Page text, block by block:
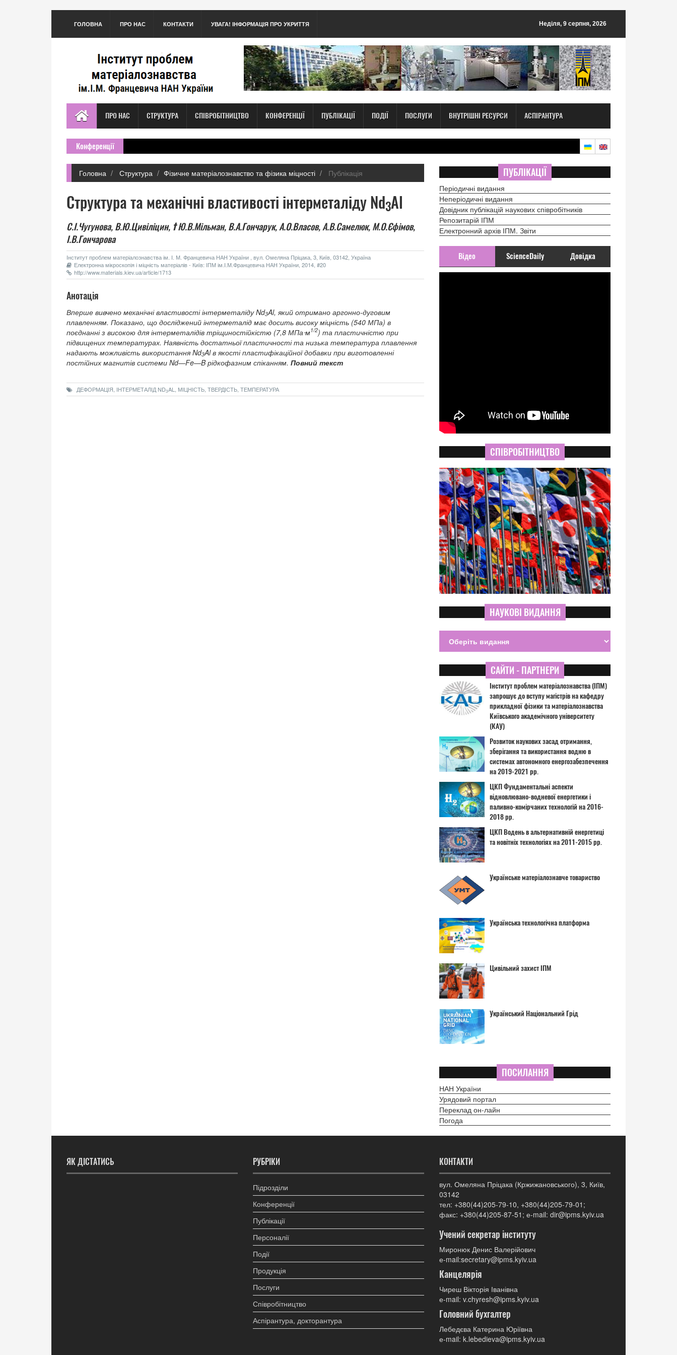
ГОЛОВНА ПРО НАС КОНТАКТИ УВАГА! ІНФОРМАЦІЯ ПРО УКРИТТЯ Неділя, 9 серпня, 2026
ПРО НАС СТРУКТУРА СПІВРОБІТНИЦТВО КОНФЕРЕНЦІЇ ПУБЛІКАЦІЇ ПОДІЇ ПОСЛУГИ ВНУТРІШНІ РЕСУРСИ АСПІРАНТУРА
Конференції
Головна Структура Фізичне матеріалознавство та фізика міцності Публікація
Структура та механічні властивості інтерметаліду Nd3Al
С.І.Чугунова, В.Ю.Цивіліцин, †Ю.В.Мільман, В.А.Гончарук, А.О.Власов, А.В.Самелюк, М.О.Єфімов,
І.В.Гончарова
Інститут проблем матеріалознавства ім. І. М. Францевича НАН України , вул. Омеляна Пріцака, 3, Київ, 03142, Україна
Електронна мікроскопія і міцність матеріалів - Київ: ІПМ ім.І.М.Францевича НАН України, 2014, #20
http://www.materials.kiev.ua/article/1713
Анотація
Вперше вивчено механічні властивості інтерметаліду Nd3Al, який отримано аргонно-дуговим
плавленням. Показано, що досліджений інтерметалід має досить високу міцність (540 МПа) в
поєднанні з високою для інтерметалідів тріщиностійкістю (7,8 МПа⋅м1/2) та пластичністю при
підвищених температурах. Наявність достатньої пластичності та низька температура плавлення
надають можливість використання Nd3Al в якості пластифікаційної добавки при виготовленні
постійних магнитів системи Nd—Fe—B рідкофазним спіканням. Повний текст
ДЕФОРМАЦІЯ, ІНТЕРМЕТАЛІД ND3AL, МІЦНІСТЬ, ТВЕРДІСТЬ, ТЕМПЕРАТУРА
ПУБЛІКАЦІЇ
Періодичні видання
Неперіодичні видання
Довідник публікацій наукових співробітників
Репозитарій ІПМ
Електронний архів ІПМ. Звіти
Відео ScienceDaily Довідка
СПІВРОБІТНИЦТВО
НАУКОВІ ВИДАННЯ
САЙТИ - ПАРТНЕРИ
Інститут проблем матеріалознавства (ІПМ)
запрошує до вступу магістрів на кафедру
прикладної фізики та матеріалознавства
Київського академічного університету
(КАУ)
Розвиток наукових засад отримання,
зберігання та використання водню в
системах автономного енергозабезпечення
на 2019-2021 рр.
ЦКП Фундаментальні аспекти
відновлювано-водневої енергетики і
паливно-комірчаних технологій на 2016-
2018 рр.
ЦКП Водень в альтернативній енергетиці
та новітніх технологіях на 2011-2015 рр.
Українське матеріалознавче товариство
Українська технологічна платформа
Цивільний захист ІПМ
Український Національний Грід
ПОСИЛАННЯ
НАН України
Урядовий портал
Переклад он-лайн
Погода
ЯК ДІСТАТИСЬ РУБРІКИ
Підрозділи
Конференції
Публікації
Персоналії
Події
Продукція
Послуги
Співробітництво
Аспірантура, докторантура
КОНТАКТИ
вул. Омеляна Пріцака (Кржижановського), 3, Київ,
03142
тел: +380(44)205-79-10, +380(44)205-79-01;
факс: +380(44)205-87-51; е-mail: dir@ipms.kyiv.ua
Учений секретар інституту
Миронюк Денис Валерійович
е-mail:secretary@ipms.kyiv.ua
Канцелярія
Чиреш Вікторія Іванівна
е-mail: v.chyresh@ipms.kyiv.ua
Головний бухгалтер
Лебедєва Катерина Юріївна
е-mail: k.lebedieva@ipms.kyiv.ua